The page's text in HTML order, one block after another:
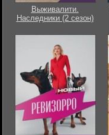
Выживалити.
Наследники (2 сезон)